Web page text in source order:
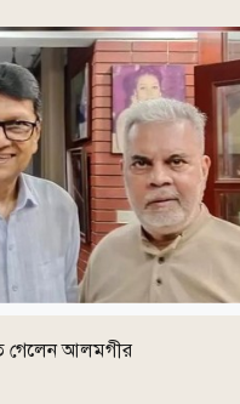
গেলেন আলমগীর